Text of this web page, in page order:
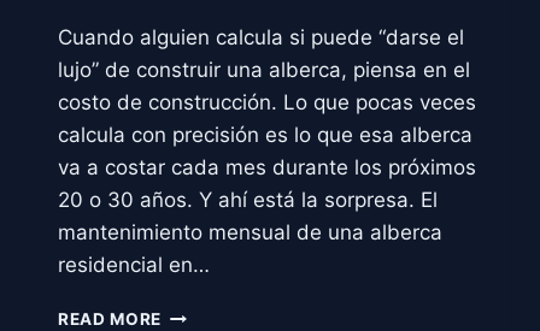
Cuando alguien calcula si puede “darse el
lujo” de construir una alberca, piensa en el
costo de construcción. Lo que pocas veces
calcula con precisión es lo que esa alberca
va a costar cada mes durante los próximos
20 o 30 años. Y ahí está la sorpresa. El
mantenimiento mensual de una alberca
residencial en…
READ MORE CUÁNTO